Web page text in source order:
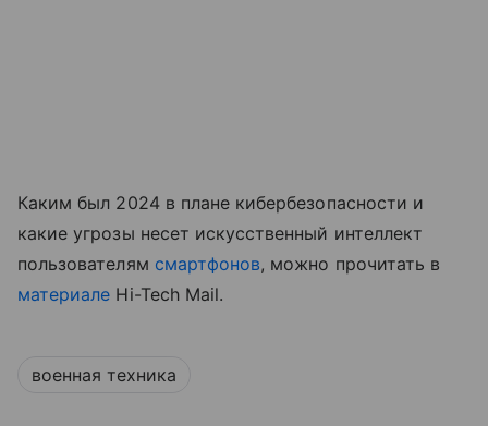
Каким был 2024 в плане кибербезопасности и
какие угрозы несет искусственный интеллект
пользователям смартфонов, можно прочитать в
материале Hi-Tech Mail.
военная техника